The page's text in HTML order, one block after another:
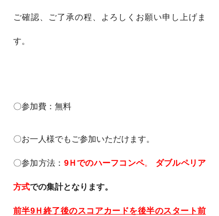
ご確認、ご了承の程、よろしくお願い申し上げま
す。
〇参加費：無料
〇お一人様でもご参加いただけます。
〇参加方法： 9Ｈでのハーフコンペ。 ダブルペリア
方式での集計となります。
前半9Ｈ終了後のスコアカードを後半のスタート前